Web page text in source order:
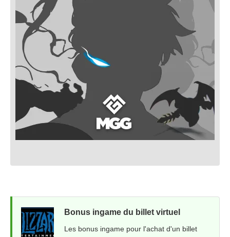
Bonus ingame du billet virtuel
Les bonus ingame pour l'achat d'un billet